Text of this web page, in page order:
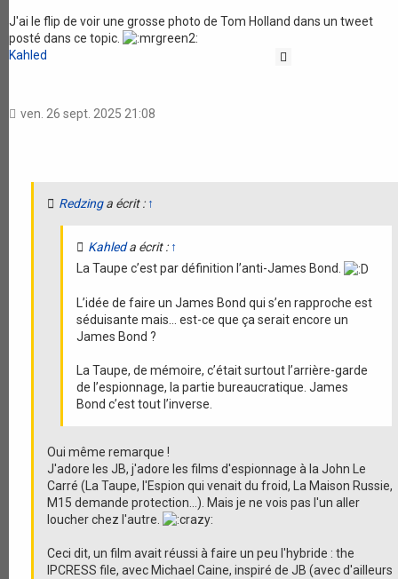
J'ai le flip de voir une grosse photo de Tom Holland dans un tweet
posté dans ce topic.
Kahled
ven. 26 sept. 2025 21:08
Redzinga écrit : ↑
Kahleda écrit : ↑
La Taupe c’est par définition l’anti-James Bond.
L’idée de faire un James Bond qui s’en rapproche est
séduisante mais… est-ce que ça serait encore un
James Bond ?
La Taupe, de mémoire, c’était surtout l’arrière-garde
de l’espionnage, la partie bureaucratique. James
Bond c’est tout l’inverse.
Oui même remarque !
J'adore les JB, j'adore les films d'espionnage à la John Le
Carré (La Taupe, l'Espion qui venait du froid, La Maison Russie,
M15 demande protection...). Mais je ne vois pas l'un aller
loucher chez l'autre.
Ceci dit, un film avait réussi à faire un peu l'hybride : the
IPCRESS file, avec Michael Caine, inspiré de JB (avec d'ailleurs